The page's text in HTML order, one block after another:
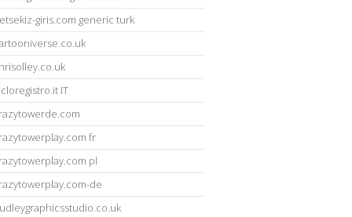
giris.com generic turk
IT
fr
pl
de